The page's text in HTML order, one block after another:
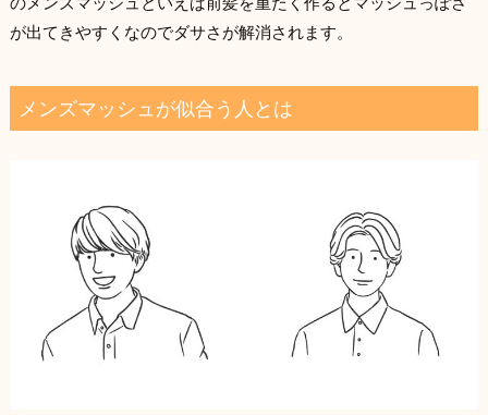
が出てきやすくなのでダサさが解消されます。
メンズマッシュが似合う人とは